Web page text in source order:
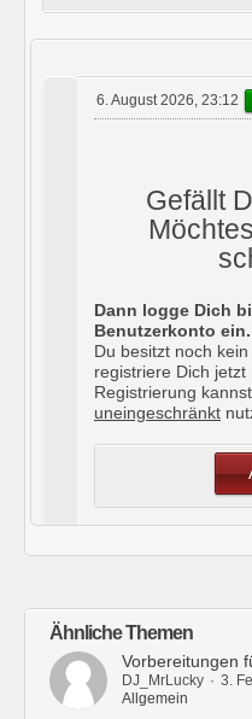
6. August 2026, 23:12
Gefällt
Dann logge Dich
Benutzerkonto ein.
Du besitzt noch
registriere Dich jetzt
Registrierung
uneingeschränkt
Ähnliche Themen
Vorbereitungen
DJ_MrLucky
3.
Allgemein